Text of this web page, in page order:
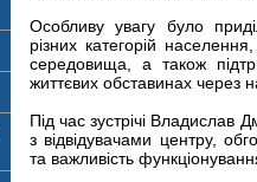
Особливу увагу було
різних категорій
середовища, а також
життєвих обставинах через
Під час зустрічі Владислав
з відвідувачами центру,
та важливість